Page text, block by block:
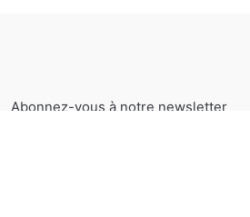
Abonnez-vous à notre newsletter